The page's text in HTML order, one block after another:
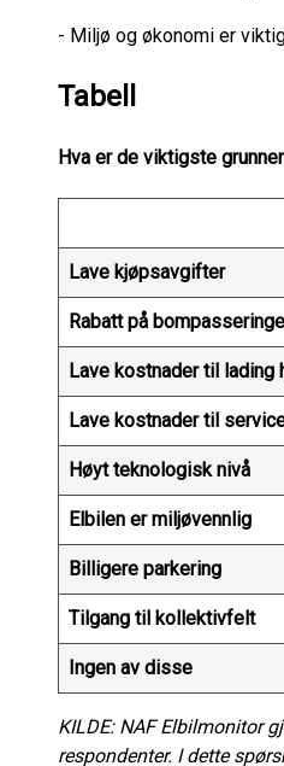
- Miljø og økonomi er
Tabell
Hva er de viktigste
Lave kjøpsavgifter
Rabatt på
Lave kostnader til lading
Lave kostnader til
Høyt teknologisk nivå
Elbilen er miljøvennlig
Billigere parkering
Tilgang til kollektivfelt
Ingen av disse
KILDE: NAF Elbilmonitor
respondenter. I dette